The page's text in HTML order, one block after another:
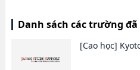
Danh sách các trường
[Cao học]